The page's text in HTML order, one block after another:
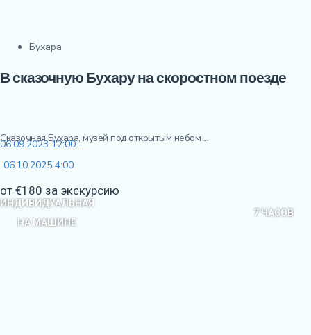
Бухара
В сказочную Бухару на скоростном поезде
Сказочная Бухара, музей под открытым небом ...
06.09.2023 12:00 -
06.10.2025 4:00
от €180 за экскурсию
ИНДИВИДУАЛЬНАЯ
7 ЧАСОВ
НА МАШИНЕ